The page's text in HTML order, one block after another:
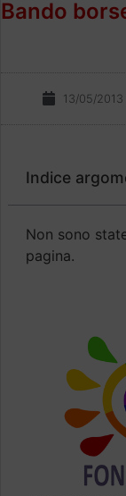
Bando
13/05/2013
Indice
Non sono
pagina.